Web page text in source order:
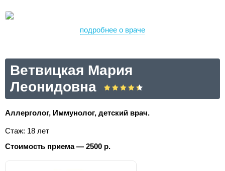
подробнее о враче
Ветвицкая Мария
Леонидовна
Аллерголог, Иммунолог, детский врач.
Стаж: 18 лет
Стоимость приема — 2500 р.